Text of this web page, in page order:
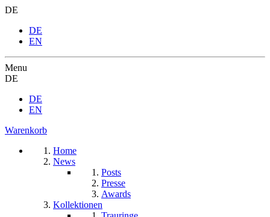
DE
DE
EN
Menu
DE
DE
EN
Warenkorb
Home
News
Posts
Presse
Awards
Kollektionen